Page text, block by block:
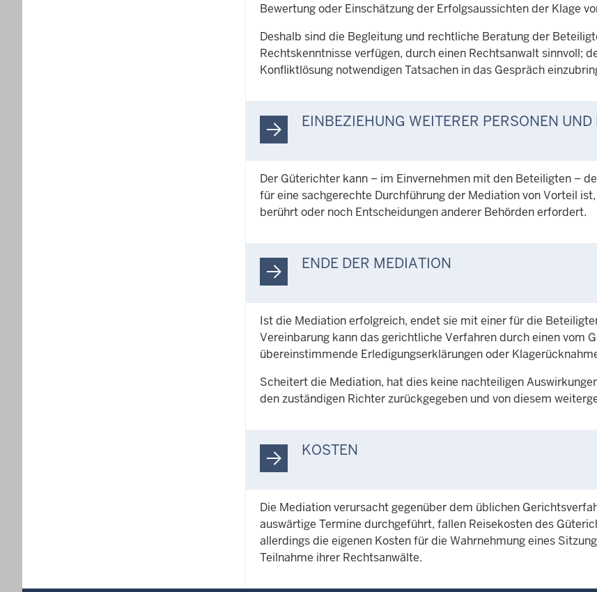
Bewertung oder Einschätzung der Erfolgsaussichten der Klage
Deshalb sind die Begleitung und rechtliche Beratung der
Rechtskenntnisse verfügen, durch einen Rechtsanwalt sinnvoll;
Konfliktlösung notwendigen Tatsachen in das Gespräch
EINBEZIEHUNG WEITERER PERSONEN UND
Der Güterichter kann – im Einvernehmen mit den Beteiligten –
für eine sachgerechte Durchführung der Mediation von Vorteil
berührt oder noch Entscheidungen anderer Behörden erfordert.
ENDE DER MEDIATION
Ist die Mediation erfolgreich, endet sie mit einer für die
Vereinbarung kann das gerichtliche Verfahren durch einen vom
übereinstimmende Erledigungserklärungen oder
Scheitert die Mediation, hat dies keine nachteiligen
den zuständigen Richter zurückgegeben und von diesem
KOSTEN
Die Mediation verursacht gegenüber dem üblichen
auswärtige Termine durchgeführt, fallen Reisekosten des
allerdings die eigenen Kosten für die Wahrnehmung eines
Teilnahme ihrer Rechtsanwälte.